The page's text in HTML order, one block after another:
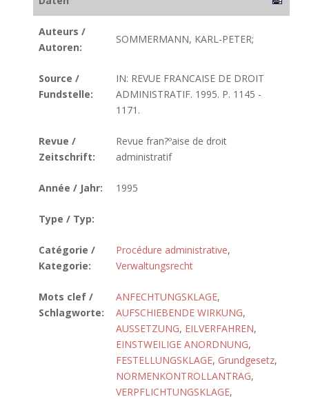
Auteurs /
Autoren:
SOMMERMANN, KARL-PETER;
Source /
Fundstelle:
IN: REVUE FRANCAISE DE DROIT
ADMINISTRATIF. 1995. P. 1145 -
1171.
Revue /
Zeitschrift:
Revue fran?ºaise de droit
administratif
Année / Jahr: 1995
Type / Typ:
Catégorie /
Kategorie:
Procédure administrative,
Verwaltungsrecht
Mots clef /
Schlagworte:
ANFECHTUNGSKLAGE,
AUFSCHIEBENDE WIRKUNG,
AUSSETZUNG, EILVERFAHREN,
EINSTWEILIGE ANORDNUNG,
FESTELLUNGSKLAGE, Grundgesetz,
NORMENKONTROLLANTRAG,
VERPFLICHTUNGSKLAGE,